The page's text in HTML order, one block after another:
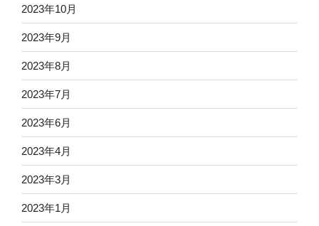
2023年10月
2023年9月
2023年8月
2023年7月
2023年6月
2023年4月
2023年3月
2023年1月